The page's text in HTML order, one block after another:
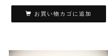
お買い物カゴに追加